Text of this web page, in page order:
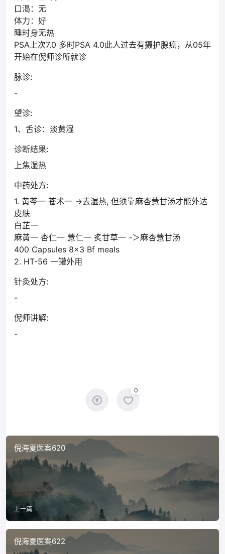
口渴：无
体力：好
睡时身无热
PSA上次7.0 多时PSA 4.0此人过去有摄护腺癌，从05年
开始在倪师诊所就诊
脉诊:
-
望诊:
1、舌诊：淡黄湿
诊断结果:
上焦湿热
中药处方:
1. 黄芩一 苍术一 ->去湿热, 但须靠麻杏薏甘汤才能外达
皮肤
白芷一
麻黄一 杏仁一 薏仁一 炙甘草一 -＞麻杏薏甘汤
400 Capsules 8x3 Bf meals
2. HT-56 一罐外用
针灸处方:
-
倪师讲解:
-
0
倪海夏医案620
上一篇
倪海夏医案622